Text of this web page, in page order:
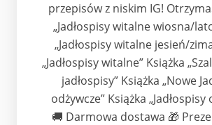
przepisów z niskim IG!
„Jadłospisy witalne wiosna/
„Jadłospisy witalne jesień/
„Jadłospisy witalne” Książka
jadłospisy” Książka „Nowe
odżywcze” Książka „Jadłospisy
🚚 Darmowa dostawa 🎁